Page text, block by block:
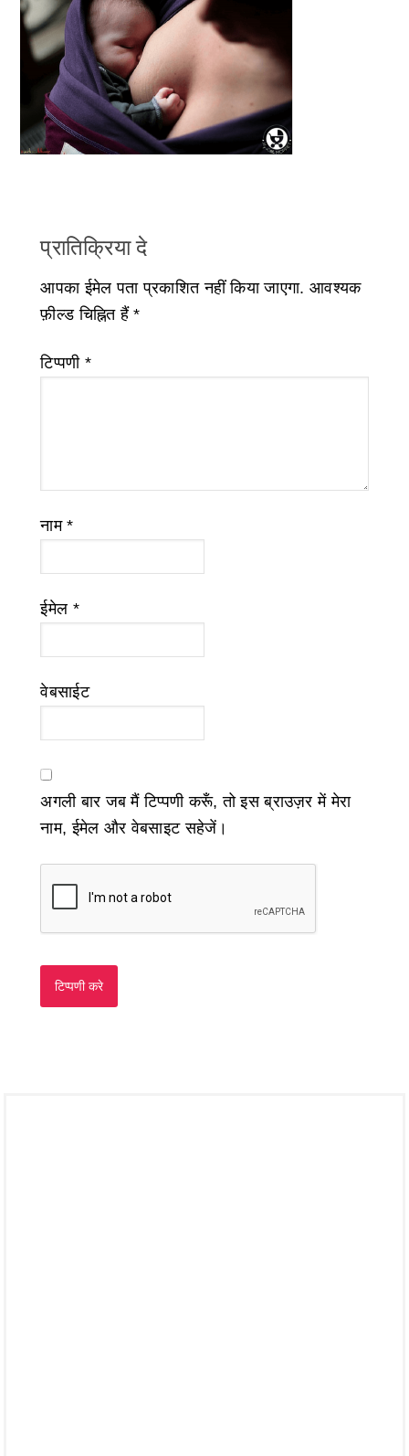
प्रातिक्रिया दे
आपका ईमेल पता प्रकाशित नहीं किया जाएगा. आवश्यक
फ़ील्ड चिह्नित हैं*
टिप्पणी *
नाम*
ईमेल *
वेबसाईट
अगली बार जब मैं टिप्पणी करूँ, तो इस ब्राउज़र में मेरा
नाम, ईमेल और वेबसाइट सहेजें।